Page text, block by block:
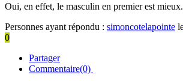
Oui, en effet, le masculin en premier est mieux.
Personnes ayant répondu : simoncotelapointe
0
Partager
Commentaire(0)